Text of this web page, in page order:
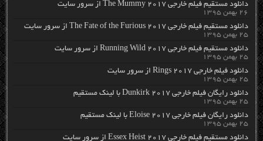
دانلود مستقیم فیلم خارجی The Mummy 2017 از سرور سایت
۲۶ بهمن ۱۳۹۵
دانلود مستقیم فیلم خارجی The Fate of the Furious 2017 از سرور سایت
۲۵ بهمن ۱۳۹۵
دانلود مستقیم فیلم خارجی Running Wild 2017 از سرور سایت
۲۵ بهمن ۱۳۹۵
دانلود فیلم خارجی Rings 2017 از سرور سایت
۲۵ بهمن ۱۳۹۵
دانلود رایگان فیلم خارجی Dunkirk 2017 با لینک مستقیم
۲۵ بهمن ۱۳۹۵
دانلود رایگان فیلم خارجی Eloise 2017 با لینک مستقیم
۲۵ بهمن ۱۳۹۵
دانلود مستقیم فیلم خارجی Essex Heist 2017 از سرور سایت